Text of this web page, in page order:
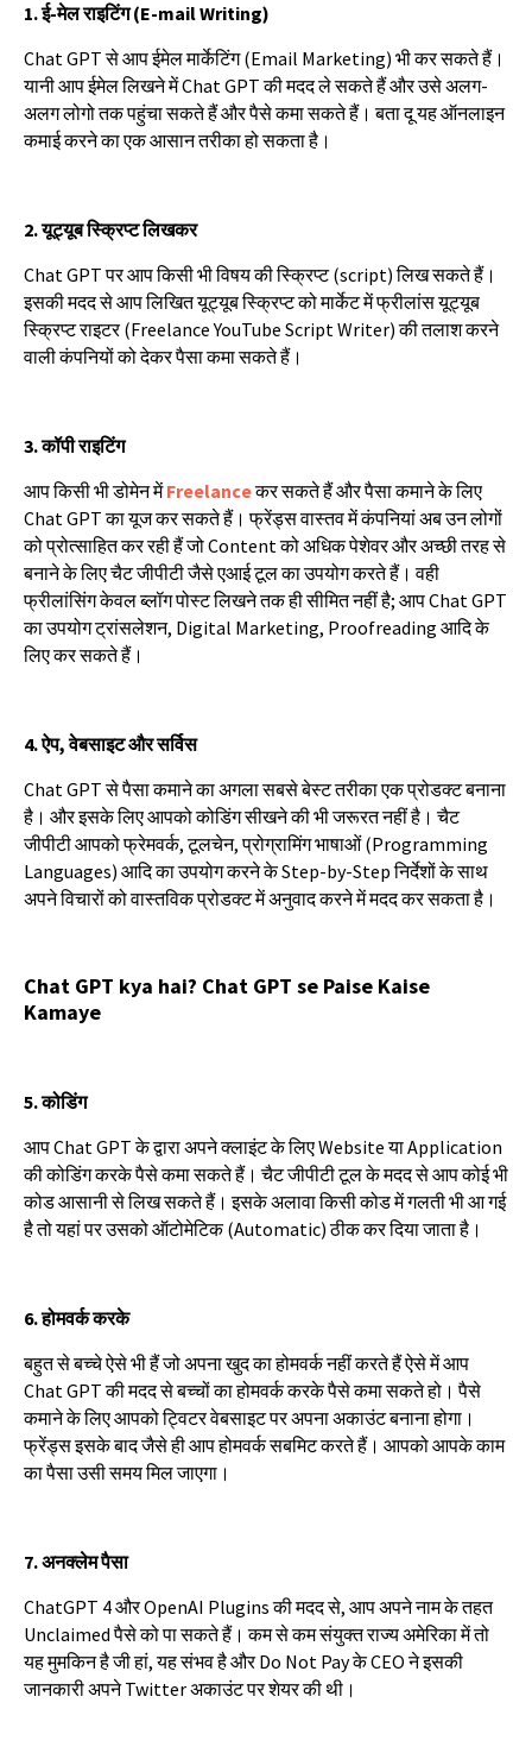
1.ई-मेलराइटिंग(E-mail Writing)
Chat GPTसेआपईमेलमार्केटिंग(Email Marketing) भीकरसकतेहैं।
यानीआपईमेललिखनेमेंChat GPTकीमददलेसकतेहैंऔरउसेअलग-
अलगलोगोतकपहुंचासकतेहैंऔरपैसेकमासकतेहैं। बतादूयहऑनलाइन
कमाईकरनेकाएकआसानतरीकाहोसकताहै।
2.यूट्यूबस्क्रिप्टलिखकर
Chat GPTपरआपकिसीभीविषयकीस्क्रिप्ट(script)लिखसकतेहैं।
इसकीमददसेआपलिखितयूट्यूबस्क्रिप्टकोमार्केटमेंफ्रीलांसयूट्यूब
स्क्रिप्टराइटर(Freelance YouTube Script Writer)कीतलाशकरने
वालीकंपनियोंकोदेकरपैसाकमासकतेहैं।
3.कॉपीराइटिंग
आपकिसीभीडोमेनमें Freelanceकरसकतेहैंऔरपैसाकमानेकेलिए
Chat GPTकायूजकरसकतेहैं। फ्रेंड्सवास्तवमेंकंपनियांअबउनलोगों
कोप्रोत्साहितकररहीहैंजोContentकोअधिकपेशेवरऔरअच्छीतरहसे
बनानेकेलिएचैटजीपीटीजैसेएआईटूलकाउपयोगकरतेहैं। वही
फ्रीलांसिंगकेवलब्लॉगपोस्टलिखनेतकहीसीमितनहींहै; आपChat GPT
काउपयोगट्रांसलेशन, Digital Marketing, Proofreading आदिके
लिएकरसकतेहैं।
4.ऐप,वेबसाइटऔरसर्विस
Chat GPTसेपैसाकमानेकाअगलासबसेबेस्टतरीकाएकप्रोडक्टबनाना
है। औरइसकेलिएआपकोकोडिंगसीखनेकीभीजरूरतनहींहै। चैट
जीपीटीआपकोफ्रेमवर्क,टूलचेन,प्रोग्रामिंगभाषाओं(Programming
Languages) आदिकाउपयोगकरनेकेStep-by-Stepनिर्देशोंकेसाथ
अपनेविचारोंकोवास्तविकप्रोडक्टमेंअनुवादकरनेमेंमददकरसकताहै।
Chat GPT kya hai? Chat GPT se Paise Kaise
Kamaye
5.कोडिंग
आपChat GPTकेद्वाराअपनेक्लाइंटकेलिएWebsiteयाApplication
कीकोडिंगकरकेपैसेकमासकतेहैं। चैटजीपीटीटूलकेमददसेआपकोईभी
कोडआसानीसेलिखसकतेहैं। इसकेअलावाकिसीकोडमेंगलतीभीआगई
हैतोयहांपरउसकोऑटोमेटिक(Automatic)ठीककरदियाजाताहै।
6.होमवर्ककरके
बहुतसेबच्चेऐसेभीहैंजोअपनाखुदकाहोमवर्कनहींकरतेहैंऐसेमेंआप
Chat GPTकीमददसेबच्चोंकाहोमवर्ककरकेपैसेकमासकतेहो। पैसे
कमानेकेलिएआपकोट्विटरवेबसाइटपरअपनाअकाउंटबनानाहोगा।
फ्रेंड्सइसकेबादजैसेहीआपहोमवर्कसबमिटकरतेहैं। आपकोआपकेकाम
कापैसाउसीसमयमिलजाएगा।
7.अनक्लेमपैसा
ChatGPT 4औरOpenAI Pluginsकीमददसे, आपअपनेनामकेतहत
Unclaimedपैसेकोपासकतेहैं। कमसेकमसंयुक्तराज्यअमेरिकामेंतो
यहमुमकिनहैजीहां,यहसंभवहैऔरDo Not PayकेCEOनेइसकी
जानकारीअपनेTwitterअकाउंटपरशेयरकीथी।